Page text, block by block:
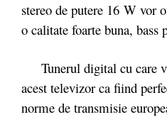
stereo de putere 16 W vor
o calitate foarte buna, bass
Tunerul digital cu care
acest televizor ca fiind
norme de transmisie